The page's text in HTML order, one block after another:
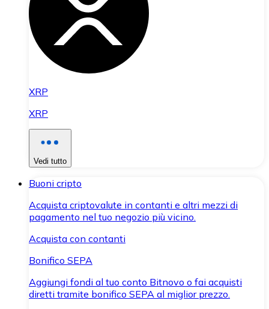
XRP
XRP
Vedi tutto
Buoni cripto
Acquista criptovalute in contanti e altri mezzi di
pagamento nel tuo negozio più vicino.
Acquista con contanti
Bonifico SEPA
Aggiungi fondi al tuo conto Bitnovo o fai acquisti
diretti tramite bonifico SEPA al miglior prezzo.